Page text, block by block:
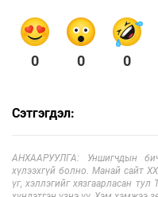
0 0 0
Сэтгэгдэл:
АНХААРУУЛГА: Уншигчдын
хүлээхгүй болно. Манай сайт
үг, хэллэгийг хязгаарласан